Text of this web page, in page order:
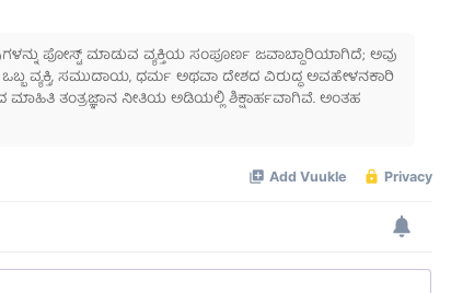
ಪೋಸ್ಟ್ ಮಾಡುವ ವ್ಯಕ್ತಿಯ ಸಂಪೂರ್ಣ ಜವಾಬ್ದಾರಿಯಾಗಿದೆ; ಅವು
ಒಬ್ಬ ವ್ಯಕ್ತಿ, ಸಮುದಾಯ, ಧರ್ಮ ಅಥವಾ ದೇಶದ ವಿರುದ್ಧ ಅವಹೇಳನಕಾರಿ
ತಂತ್ರಜ್ಞಾನ ನೀತಿಯ ಅಡಿಯಲ್ಲಿ ಶಿಕ್ಷಾರ್ಹವಾಗಿವೆ. ಅಂತಹ